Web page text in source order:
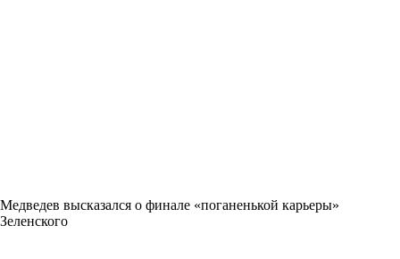
Медведев высказался о финале «поганенькой карьеры»
Зеленского